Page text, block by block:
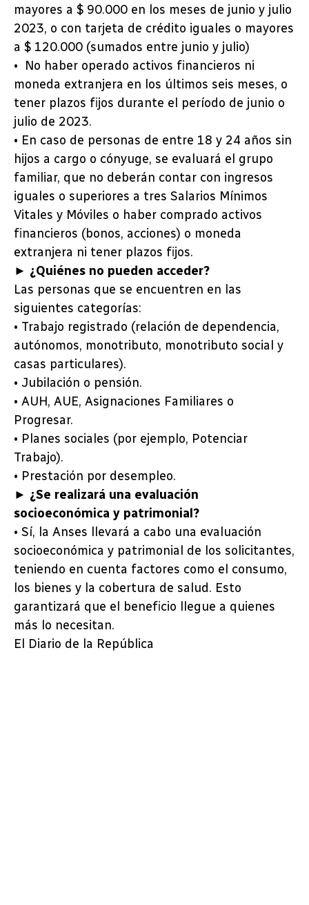
mayores a $ 90.000 en los meses de junio y julio
2023, o con tarjeta de crédito iguales o mayores
a $ 120.000 (sumados entre junio y julio)
• No haber operado activos financieros ni
moneda extranjera en los últimos seis meses, o
tener plazos fijos durante el período de junio o
julio de 2023.
• En caso de personas de entre 18 y 24 años sin
hijos a cargo o cónyuge, se evaluará el grupo
familiar, que no deberán contar con ingresos
iguales o superiores a tres Salarios Mínimos
Vitales y Móviles o haber comprado activos
financieros (bonos, acciones) o moneda
extranjera ni tener plazos fijos.
► ¿Quiénes no pueden acceder?
Las personas que se encuentren en las
siguientes categorías:
• Trabajo registrado (relación de dependencia,
autónomos, monotributo, monotributo social y
casas particulares).
• Jubilación o pensión.
• AUH, AUE, Asignaciones Familiares o
Progresar.
• Planes sociales (por ejemplo, Potenciar
Trabajo).
• Prestación por desempleo.
► ¿Se realizará una evaluación
socioeconómica y patrimonial?
• Sí, la Anses llevará a cabo una evaluación
socioeconómica y patrimonial de los solicitantes,
teniendo en cuenta factores como el consumo,
los bienes y la cobertura de salud. Esto
garantizará que el beneficio llegue a quienes
más lo necesitan.
El Diario de la República